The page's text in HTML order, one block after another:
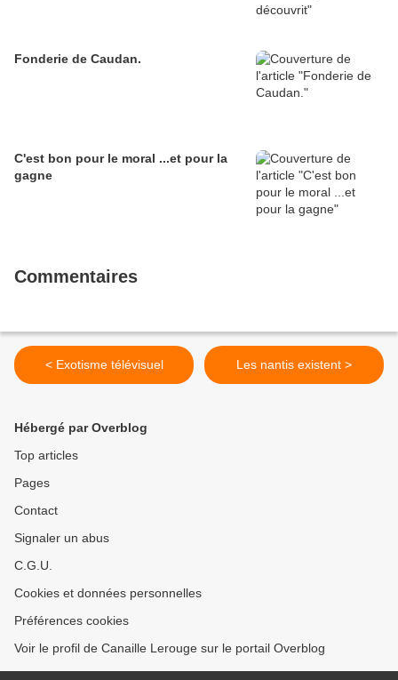
Fonderie de Caudan.
C'est bon pour le moral ...et pour la
gagne
Commentaires
< Exotisme télévisuel Les nantis existent >
Hébergé par Overblog
Top articles
Pages
Contact
Signaler un abus
C.G.U.
Cookies et données personnelles
Préférences cookies
Voir le profil de Canaille Lerouge sur le portail Overblog